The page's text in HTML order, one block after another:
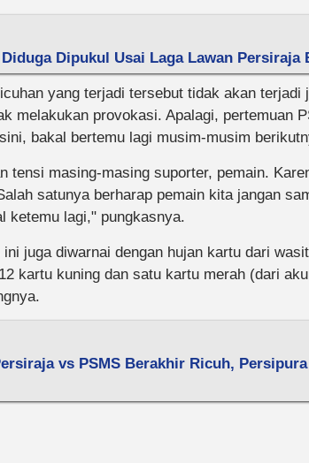
Dipukul Usai Laga Lawan Persiraja
yang terjadi tersebut tidak akan terjadi
melakukan provokasi. Apalagi, pertemuan
bakal bertemu lagi musim-musim
tensi masing-masing suporter, pemain.
satunya berharap pemain kita jangan
ketemu lagi," pungkasnya.
juga diwarnai dengan hujan kartu dari
kartu kuning dan satu kartu merah (dari
vs PSMS Berakhir Ricuh,